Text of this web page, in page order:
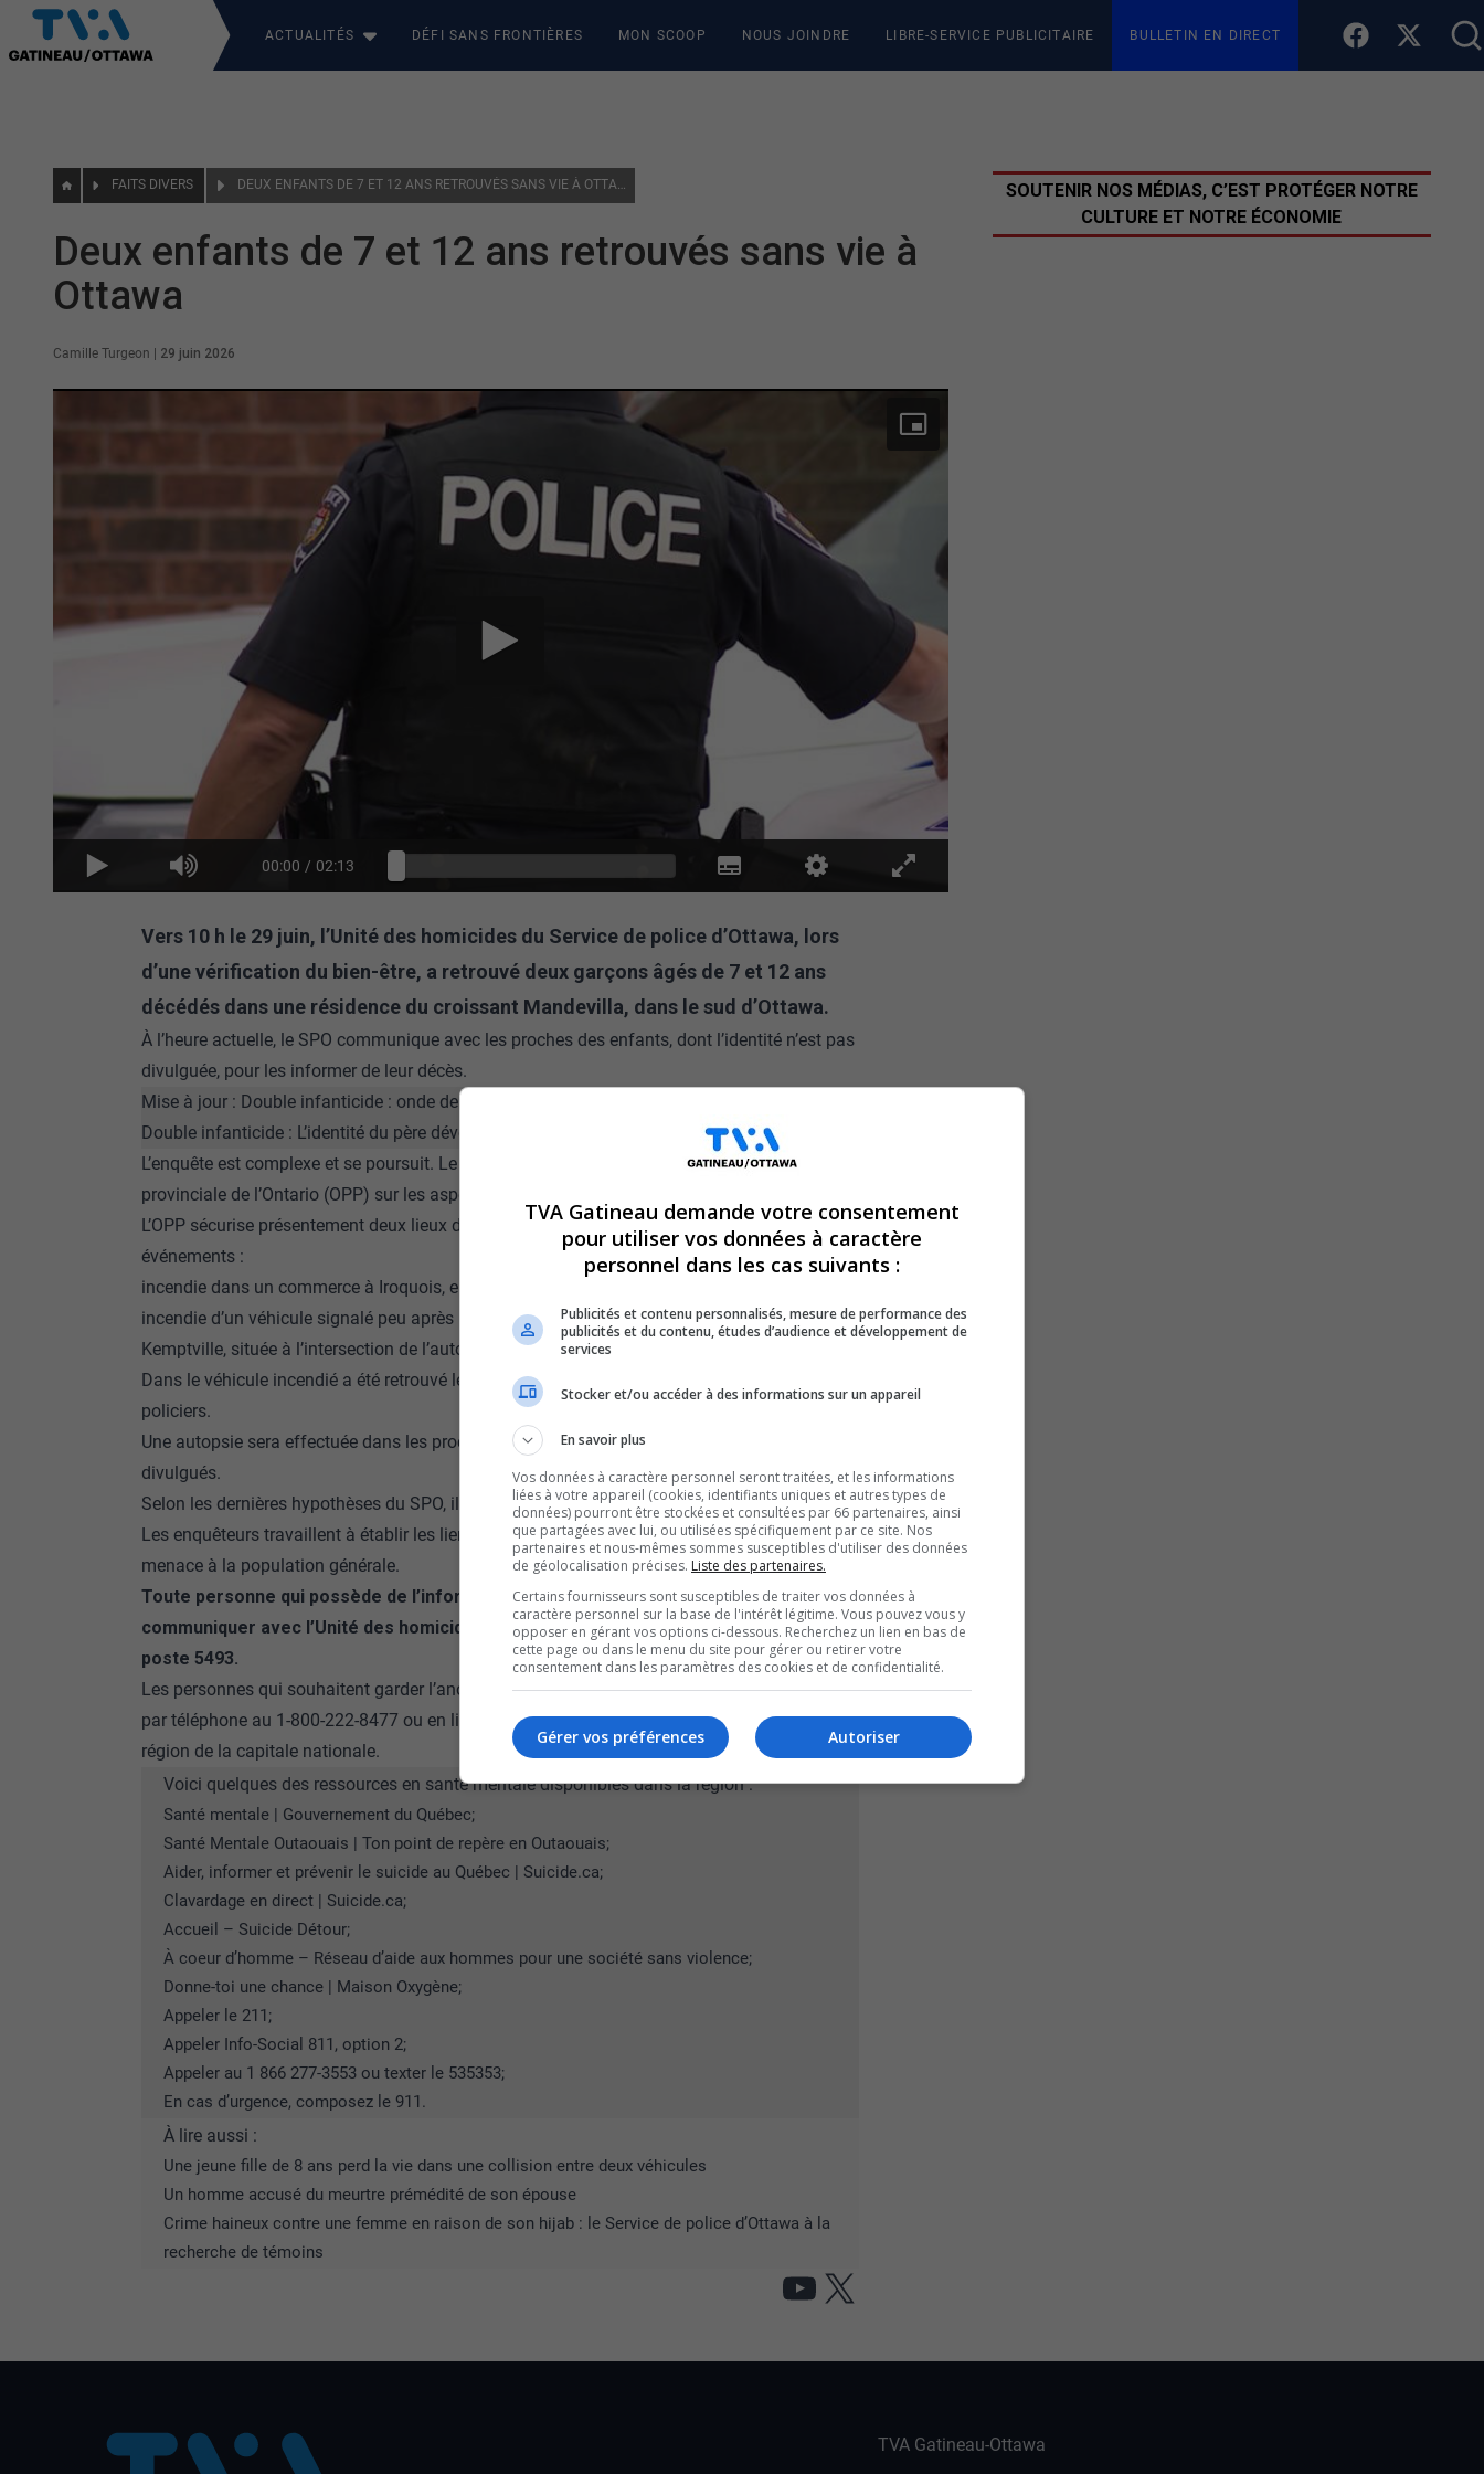
ACTUALITÉS DÉFI SANS FRONTIÈRES MON SCOOP NOUS JOINDRE LIBRE-SERVICE PUBLICITAIRE BULLETIN EN DIRECT
FAITS DIVERS DEUX ENFANTS DE 7 ET 12 ANS RETROUVÉS SANS VIE À OTTAWA
Deux enfants de 7 et 12 ans retrouvés sans vie à
Ottawa
Camille Turgeon 29 juin 2026
00:00 / 02:13
Vers 10 h le 29 juin, l’Unité des homicides du Service de police d’Ottawa, lors
d’une vérification du bien-être, a retrouvé deux garçons âgés de 7 et 12 ans
décédés dans une résidence du croissant Mandevilla, dans le sud d’Ottawa.
À l’heure actuelle, le SPO communique avec les proches des enfants, dont l’identité n’est pas
divulguée, pour les informer de leur décès.
Mise à jour : Double infanticide : onde de choc dans le quartier à Gloucester
Double infanticide : L’identité du père dévoilée
L’enquête est complexe et se poursuit. Le SPO collabore étroitement avec la Police
provinciale de l’Ontario (OPP) sur les aspects connexes de l’affaire.
L’OPP sécurise présentement deux lieux dans l’est de l’Ontario qui seraient liés aux
événements :
incendie dans un commerce à Iroquois, en Ontario, survenu plus tôt le matin du 29 juin;
incendie d’un véhicule signalé peu après 5 h 30 le 29 juin dans l’aire de covoiturage de
Kemptville, située à l’intersection de l’autoroute 416 et le chemin de la rivière Rideau.
Dans le véhicule incendié a été retrouvé le père des enfants, qui n’était pas connu des
policiers.
Une autopsie sera effectuée dans les prochains jours avant que davantage de détails soient
divulgués.
Selon les dernières hypothèses du SPO, il s’agirait d’un double homicide suivi d’un suicide.
Les enquêteurs travaillent à établir les liens entre ces incidents et estiment qu’il n’y a pas de
menace à la population générale.
Toute personne qui possède de l’information au sujet de cet incident est invitée à
communiquer avec l’Unité des homicides de la Police d’Ottawa au613-236-1222,
poste 5493.
Les personnes qui souhaitent garder l’anonymat peuvent transmettre leurs renseignements
par téléphone au 1-800-222-8477 ou en ligne au site Web suivant :Échec au crime dans la
région de la capitale nationale.
Voici quelques des ressources en santé mentale disponibles dans la région :
Santé mentale | Gouvernement du Québec;
Santé Mentale Outaouais | Ton point de repère en Outaouais;
Aider, informer et prévenir le suicide au Québec | Suicide.ca;
Clavardage en direct | Suicide.ca;
Accueil – Suicide Détour;
À coeur d’homme – Réseau d’aide aux hommes pour une société sans violence;
Donne-toi une chance | Maison Oxygène;
Appeler le 211;
Appeler Info-Social 811, option 2;
Appeler au 1 866 277-3553 ou texter le 535353;
En cas d’urgence, composez le 911.
À lire aussi :
Une jeune fille de 8 ans perd la vie dans une collision entre deux véhicules
Un homme accusé du meurtre prémédité de son épouse
Crime haineux contre une femme en raison de son hijab : le Service de police d’Ottawa à la
recherche de témoins
YouTube
X
SOUTENIR NOS MÉDIAS, C’EST PROTÉGER NOTRE
CULTURE ET NOTRE ÉCONOMIE
TVA Gatineau-Ottawa
TVA Gatineau demande votre consentement
pour utiliser vos données à caractère
personnel dans les cas suivants :
Publicités et contenu personnalisés, mesure de performance des
publicités et du contenu, études d’audience et développement de
services
Stocker et/ou accéder à des informations sur un appareil
En savoir plus
Vos données à caractère personnel seront traitées, et les informations
liées à votre appareil (cookies, identifiants uniques et autres types de
données) pourront être stockées et consultées par 66 partenaires, ainsi
que partagées avec lui, ou utilisées spécifiquement par ce site. Nos
partenaires et nous-mêmes sommes susceptibles d'utiliser des données
de géolocalisation précises. Liste des partenaires.
Certains fournisseurs sont susceptibles de traiter vos données à
caractère personnel sur la base de l'intérêt légitime. Vous pouvez vous y
opposer en gérant vos options ci-dessous. Recherchez un lien en bas de
cette page ou dans le menu du site pour gérer ou retirer votre
consentement dans les paramètres des cookies et de confidentialité.
Autoriser
Gérer vos préférences